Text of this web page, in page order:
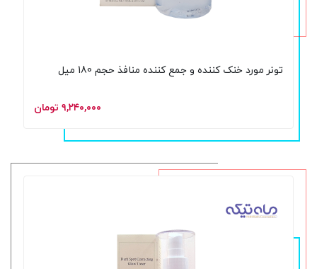
تونر مورد خنک کننده و جمع کننده منافذ حجم 180 میل
۹,۲۴۰,۰۰۰ تومان